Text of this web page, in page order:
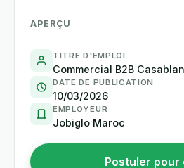
APERÇU
TITRE D'EMPLOI
Commercial B2B
DATE DE PUBLICATION
10/03/2026
EMPLOYEUR
Jobiglo Maroc
Postuler pour